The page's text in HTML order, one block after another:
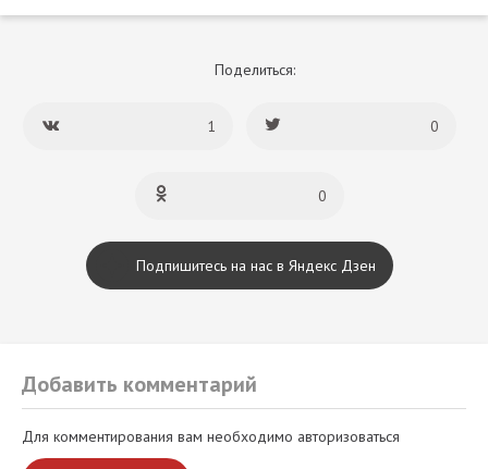
Поделиться:
1 0
0
Подпишитесь на нас в Яндекс Дзен
Добавить комментарий
Для комментирования вам необходимо авторизоваться